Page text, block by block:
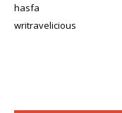
hasfa
writravelicious